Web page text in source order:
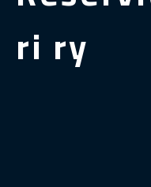
ri ry